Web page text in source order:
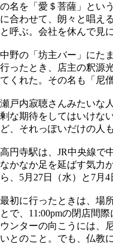
の名を「愛＄菩薩」とい
に合わせて、朗々と唱え
と呼ぶ。会社を休んで見
中野の「坊主バー」にた
行ったとき、店主の釈源
てくれた。その名も「尼
瀬戸内寂聴さんみたいな
剰な期待をしてはいけな
ど、それっぽいだけの人
高円寺駅は、JR中央線で
なかなか足を延ばす気力
ら、5月27日（水）と7月4
最初に行ったときは、場
とで、11:00pmの閉店間
ウンターの向こうには、
いとのこと。でも、仏教